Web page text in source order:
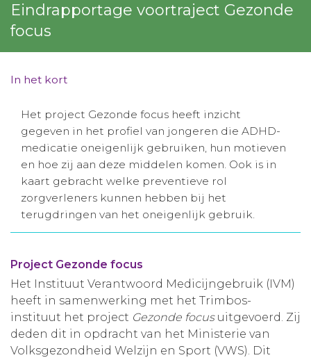
Projecten
Over IVM
Winkelwagentje
Aanmelden nieuwsbrief
Inloggen
Eindrapportage voortraject Gezonde
focus
In het kort
Het project Gezonde focus heeft inzicht
gegeven in het profiel van jongeren die ADHD-
medicatie oneigenlijk gebruiken, hun motieven
en hoe zij aan deze middelen komen. Ook is in
kaart gebracht welke preventieve rol
zorgverleners kunnen hebben bij het
terugdringen van het oneigenlijk gebruik.
Project Gezonde focus
Het Instituut Verantwoord Medicijngebruik (IVM)
heeft in samenwerking met het Trimbos-
instituut het project Gezonde focusuitgevoerd. Zij
deden dit in opdracht van het Ministerie van
Volksgezondheid Welzijn en Sport (VWS). Dit